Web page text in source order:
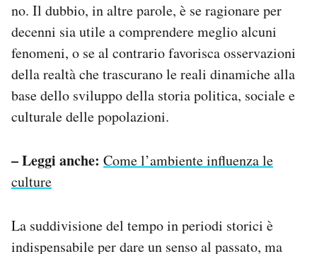
no. Il dubbio, in altre parole, è se ragionare per
decenni sia utile a comprendere meglio alcuni
fenomeni, o se al contrario favorisca osservazioni
della realtà che trascurano le reali dinamiche alla
base dello sviluppo della storia politica, sociale e
culturale delle popolazioni.
– Leggi anche: Come l’ambiente influenza le
culture
La suddivisione del tempo in periodi storici è
indispensabile per dare un senso al passato, ma